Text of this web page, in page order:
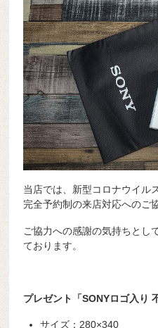
当店では、新型コロナウイル
完全予約制の来店対応へのご
ご協力への感謝の気持ちとし
ております。
プレゼント「SONYロゴ入り
サイズ：280×340